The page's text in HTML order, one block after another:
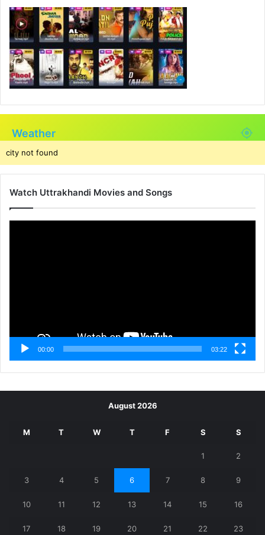
Weather
city not found
Watch Uttrakhandi Movies and Songs
00:00 03:22
August 2026
M T W T F S S
1 2
3 4 5 6 7 8 9
10 11 12 13 14 15 16
17 18 19 20 21 22 23